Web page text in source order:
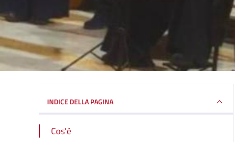
INDICE DELLA PAGINA
Cos'è